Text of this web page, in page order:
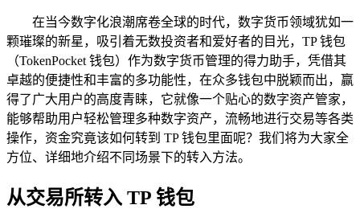
在当今数字化浪潮席卷全球的时代，数字货币领域犹如一
颗璀璨的新星，吸引着无数投资者和爱好者的目光，TP 钱包
（TokenPocket 钱包）作为数字货币管理的得力助手，凭借其
卓越的便捷性和丰富的多功能性，在众多钱包中脱颖而出，赢
得了广大用户的高度青睐，它就像一个贴心的数字资产管家，
能够帮助用户轻松管理多种数字资产，流畅地进行交易等各类
操作，资金究竟该如何转到 TP 钱包里面呢？我们将为大家全
方位、详细地介绍不同场景下的转入方法。
从交易所转入 TP 钱包